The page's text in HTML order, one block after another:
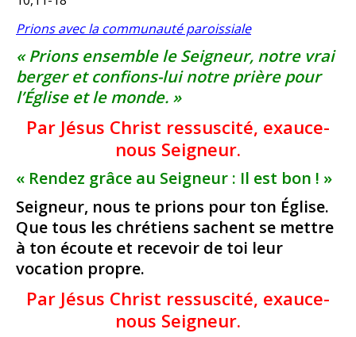
Prions avec la communauté paroissiale
« Prions ensemble le Seigneur, notre vrai
berger et confions-lui notre prière pour
l’Église et le monde. »
Par Jésus Christ ressuscité, exauce-
nous Seigneur.
« Rendez grâce au Seigneur : Il est bon ! »
Seigneur, nous te prions pour ton Église.
Que tous les chrétiens sachent se mettre
à ton écoute et recevoir de toi leur
vocation propre.
Par Jésus Christ ressuscité, exauce-
nous Seigneur.